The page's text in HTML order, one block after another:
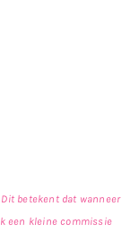
betekent dat wanneer
een kleine commissie